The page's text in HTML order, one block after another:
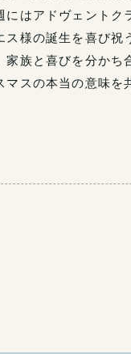
にはアドヴェントク
ス様の誕生を喜び祝
家族と喜びを分かち
マスの本当の